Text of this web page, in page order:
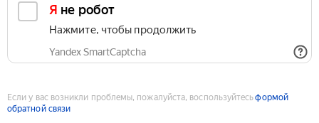
Я не робот
Нажмите, чтобы продолжить
Yandex SmartCaptcha
Если у вас возникли проблемы, пожалуйста, воспользуйтесьформой
обратной связи